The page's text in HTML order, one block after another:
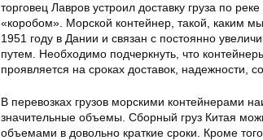
торговец Лавров устроил доставку груза по
«коробом». Морской контейнер, такой, каким
1951 году в Дании и связан с постоянно
путем. Необходимо подчеркнуть, что
проявляется на сроках доставок, надежности,
В перевозках грузов морскими контейнерами
значительные объемы. Сборный груз Китая
объемами в довольно краткие сроки. Кроме